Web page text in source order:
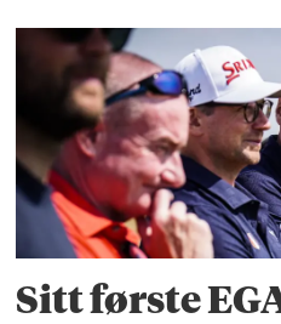
Sitt første